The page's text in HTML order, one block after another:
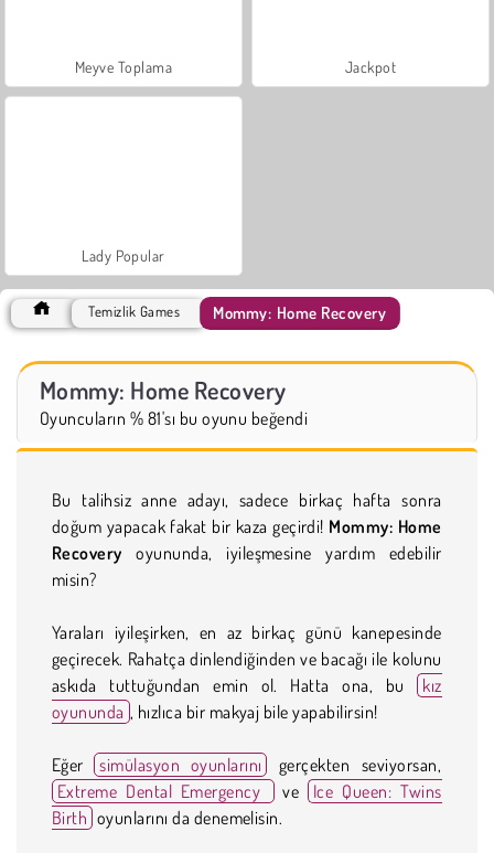
Meyve Toplama Jackpot
Lady Popular
Temizlik Games Mommy: Home Recovery
Mommy: Home Recovery
Oyuncuların % 81'sı bu oyunu beğendi
Bu talihsiz anne adayı, sadece birkaç hafta sonra
doğum yapacak fakat bir kaza geçirdi! Mommy: Home
Recovery oyununda, iyileşmesine yardım edebilir
misin?
Yaraları iyileşirken, en az birkaç günü kanepesinde
geçirecek. Rahatça dinlendiğinden ve bacağı ile kolunu
askıda tuttuğundan emin ol. Hatta ona, bu kız
oyununda , hızlıca bir makyaj bile yapabilirsin!
Eğer simülasyon oyunlarını
gerçekten seviyorsan,
Extreme Dental Emergency
ve
Ice Queen: Twins
Birth oyunlarını da denemelisin.